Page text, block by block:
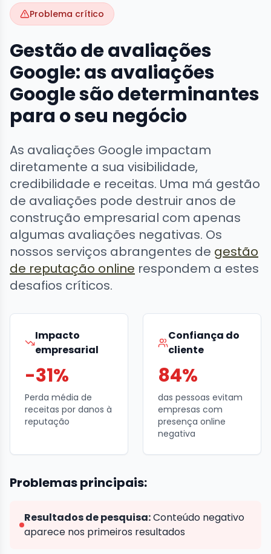
Problema crítico
Gestão de avaliações
Google: as avaliações
Google são determinantes
para o seu negócio
As avaliações Google impactam
diretamente a sua visibilidade,
credibilidade e receitas. Uma má gestão
de avaliações pode destruir anos de
construção empresarial com apenas
algumas avaliações negativas. Os
nossos serviços abrangentes de gestão
de reputação online respondem a estes
desafios críticos.
Impacto
empresarial
-31%
Perda média de
receitas por danos à
reputação
Confiança do
cliente
84%
das pessoas evitam
empresas com
presença online
negativa
Problemas principais:
Resultados de pesquisa:Conteúdo negativo
aparece nos primeiros resultados